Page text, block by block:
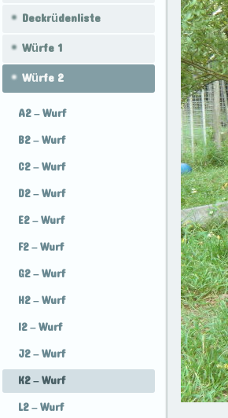
Deckrüdenliste
Würfe 1
Würfe 2
A2 – Wurf
B2 – Wurf
C2 – Wurf
D2 – Wurf
E2 – Wurf
F2 – Wurf
G2 – Wurf
H2 – Wurf
I2 – Wurf
J2 – Wurf
K2 – Wurf
L2 – Wurf